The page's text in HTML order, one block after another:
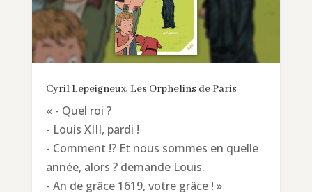
Cyril Lepeigneux, Les Orphelins de Paris
« - Quel roi ?
- Louis XIII, pardi !
- Comment !? Et nous sommes en quelle
année, alors ? demande Louis.
- An de grâce 1619, votre grâce ! »